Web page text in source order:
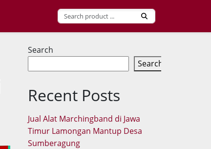
Search
Search
Recent Posts
Jual Alat Marchingband di Jawa
Timur Lamongan Mantup Desa
Sumberagung